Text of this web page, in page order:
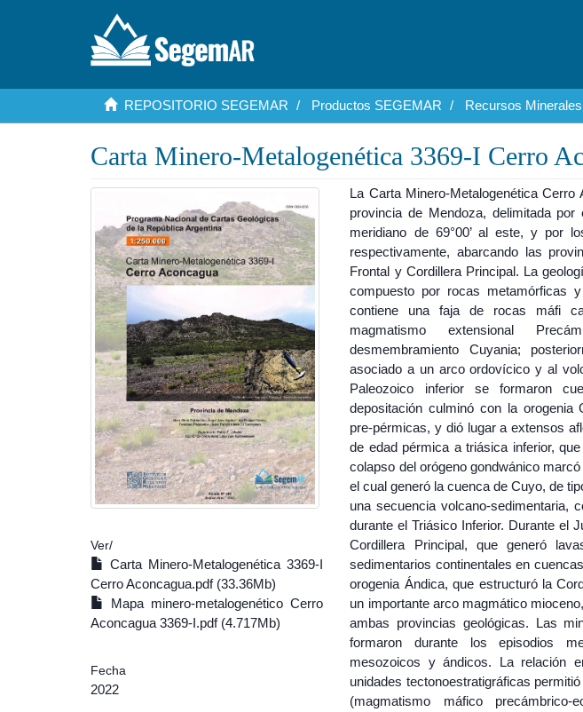
REPOSITORIO SEGEMAR Productos SEGEMAR Recursos Minerales
Carta Minero-Metalogenética 3369-I Cerro
Ver/
Carta Minero-Metalogenética 3369-I
Cerro Aconcagua.pdf (33.36Mb)
Mapa minero-metalogenético Cerro
Aconcagua 3369-I.pdf (4.717Mb)
Fecha
2022
La Carta Minero-Metalogenética
provincia de Mendoza, delimitada
meridiano de 69°00’ al este, y por
respectivamente, abarcando las
Frontal y Cordillera Principal. La
compuesto por rocas metamórficas
contiene una faja de rocas máfi
magmatismo extensional
desmembramiento Cuyania;
asociado a un arco ordovícico y al
Paleozoico inferior se formaron
depositación culminó con la orogenia
pre-pérmicas, y dió lugar a extensos
de edad pérmica a triásica inferior,
colapso del orógeno gondwánico
el cual generó la cuenca de Cuyo, de
una secuencia volcano-sedimentaria,
durante el Triásico Inferior. Durante el
Cordillera Principal, que generó
sedimentarios continentales en
orogenia Ándica, que estructuró la
un importante arco magmático
ambas provincias geológicas. Las
formaron durante los episodios
mesozoicos y ándicos. La relación
unidades tectonoestratigráficas
(magmatismo máfico precámbrico-